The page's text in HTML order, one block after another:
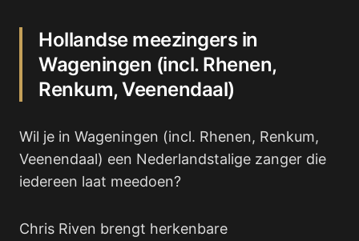
Hollandse meezingers in
Wageningen (incl. Rhenen,
Renkum, Veenendaal)
Wil je in Wageningen (incl. Rhenen, Renkum,
Veenendaal) een Nederlandstalige zanger die
iedereen laat meedoen?
Chris Riven brengt herkenbare